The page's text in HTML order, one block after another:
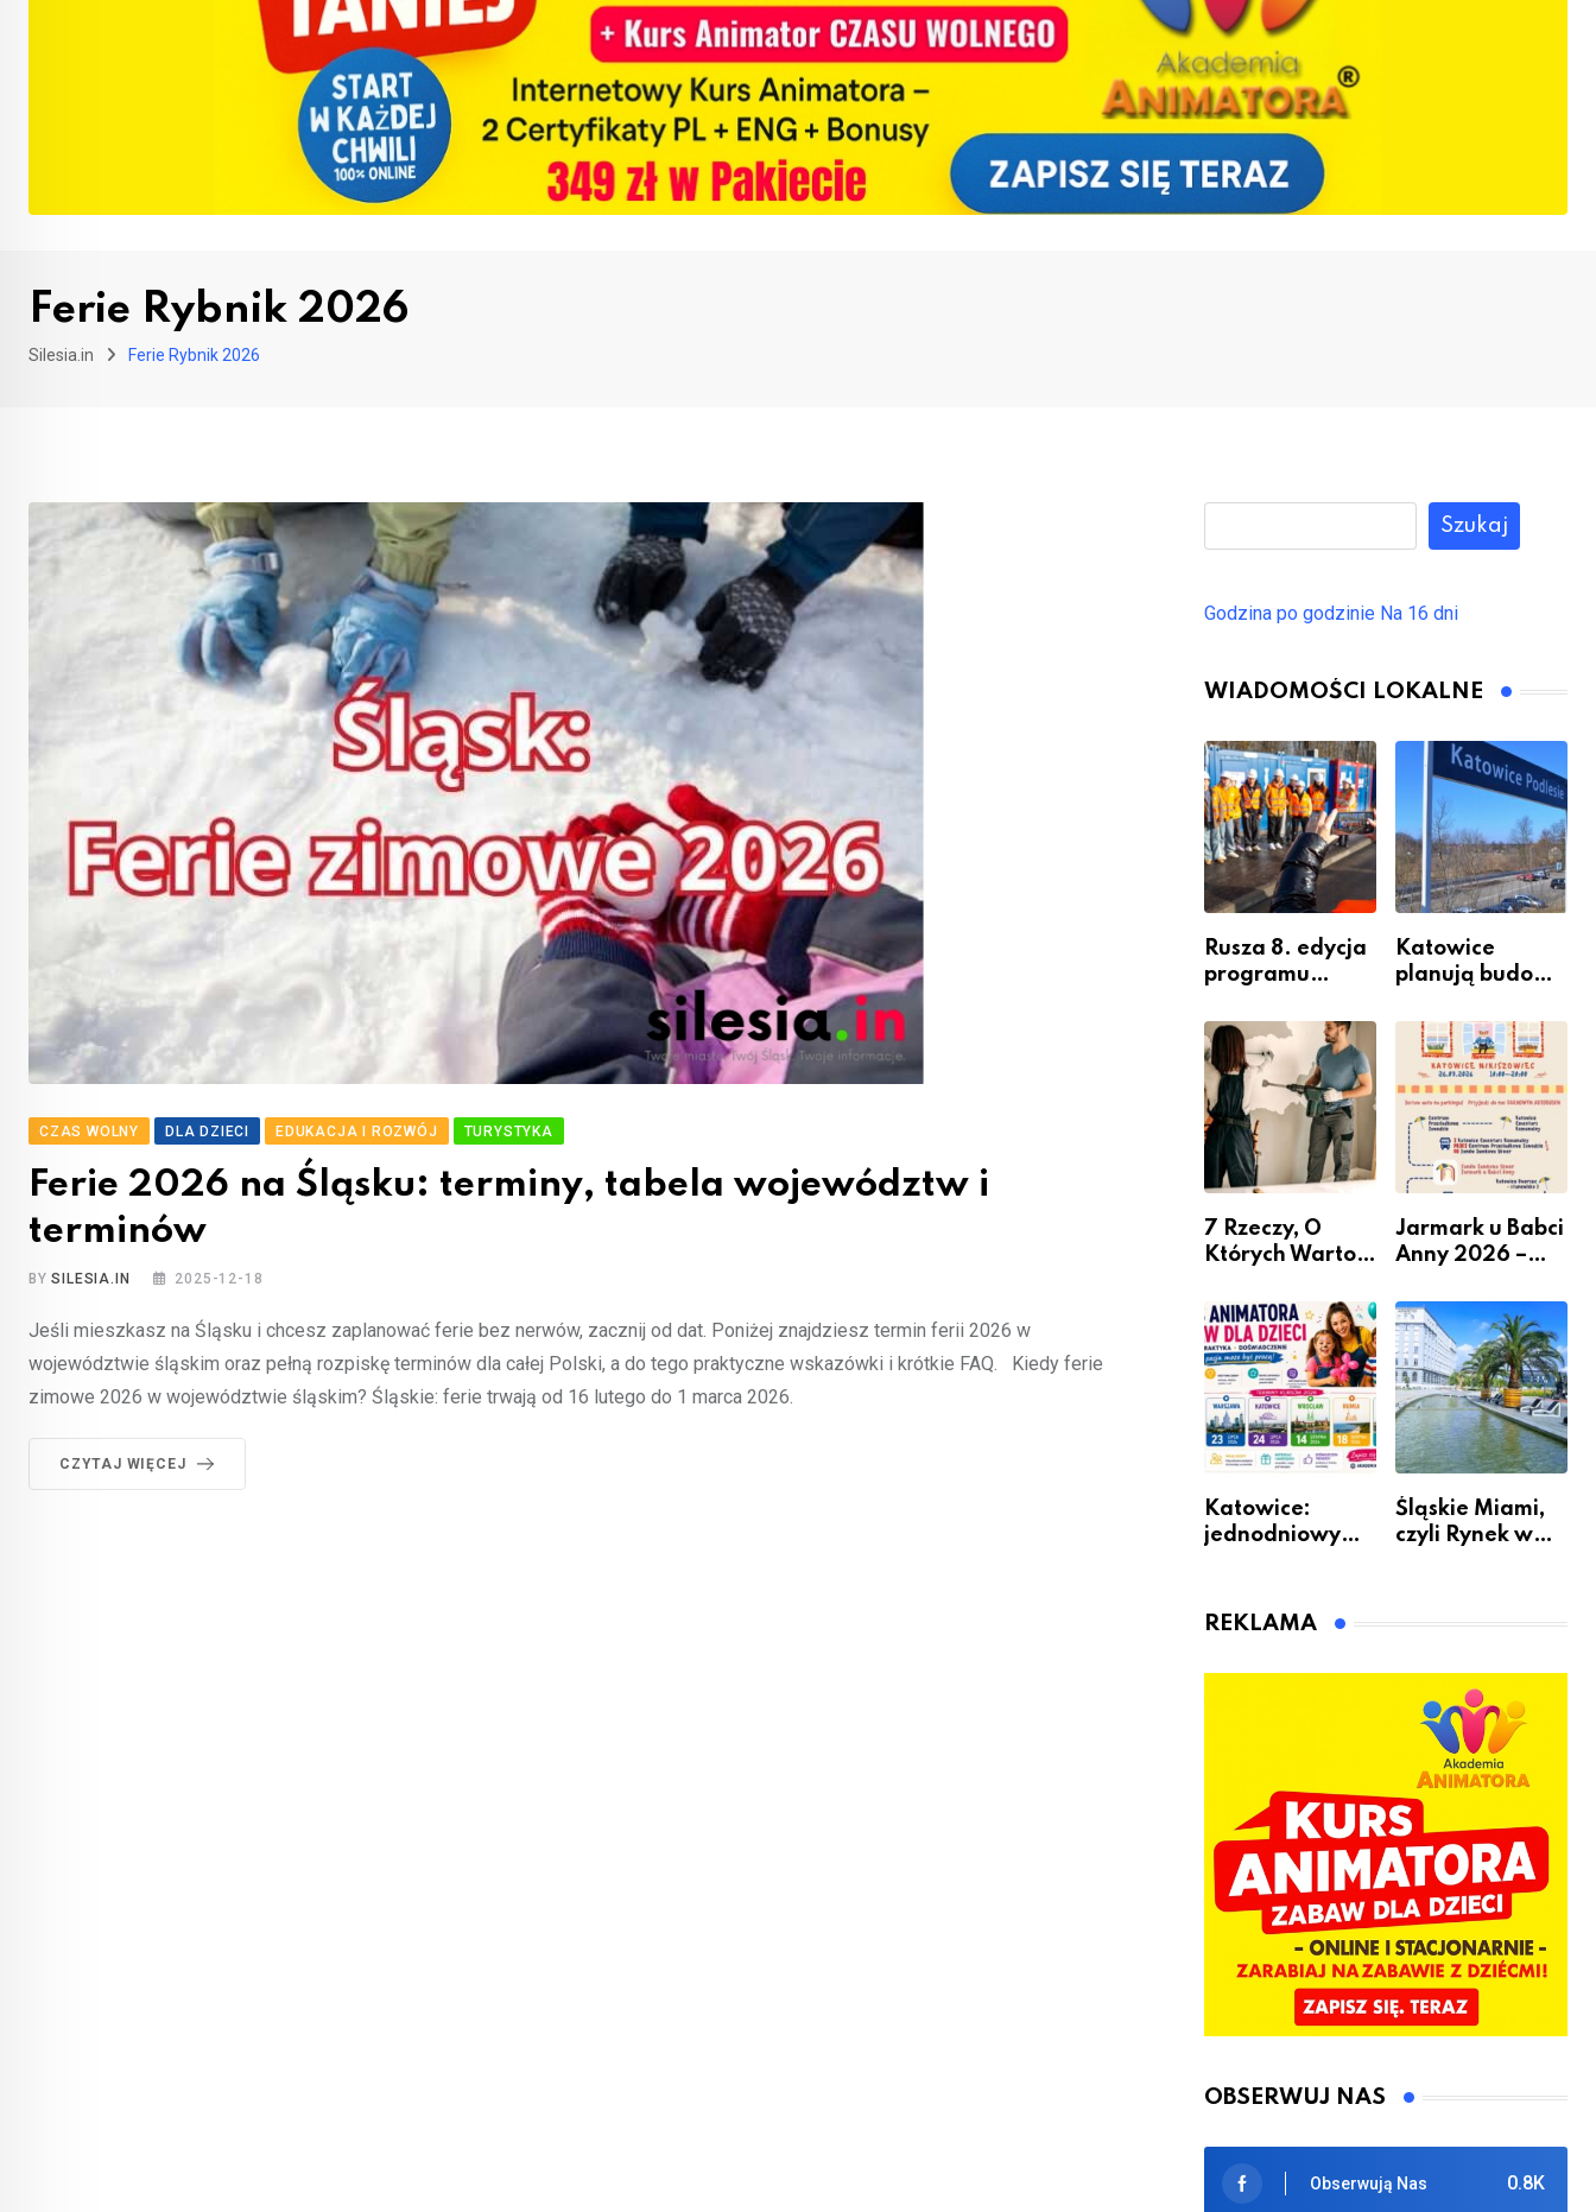
Ferie Rybnik 2026
Silesia.in Ferie Rybnik 2026
CZAS WOLNY DLA DZIECI EDUKACJA I ROZWÓJ TURYSTYKA
Ferie 2026 na Śląsku: terminy, tabela województw i
terminów
BYSILESIA.IN 2025-12-18
Jeśli mieszkasz na Śląsku i chcesz zaplanować ferie bez nerwów, zacznij od dat. Poniżej znajdziesz termin ferii 2026 w
województwie śląskim oraz pełną rozpiskę terminów dla całej Polski, a do tego praktyczne wskazówki i krótkie FAQ. Kiedy ferie
zimowe 2026 w województwie śląskim? Śląskie: ferie trwają od 16 lutego do 1 marca 2026.
CZYTAJ WIĘCEJ
Szukaj
Godzina po godzinie Na 16 dni
WIADOMOŚCI LOKALNE
Rusza 8. edycja
programu
Miastem
Fachowców” –
nabór dla
przedsiębiorców
Katowice
planują budowę
przesiadkoweg
o w Podlesiu
7 Rzeczy, O
Których Warto
Remontem
Mieszkania
Jarmark u Babci
Anny 2026 –
Katowice:
jednodniowy
animatora
Śląskie Miami,
czyli Rynek w
REKLAMA
OBSERWUJ NAS
0.8K
Obserwują Nas